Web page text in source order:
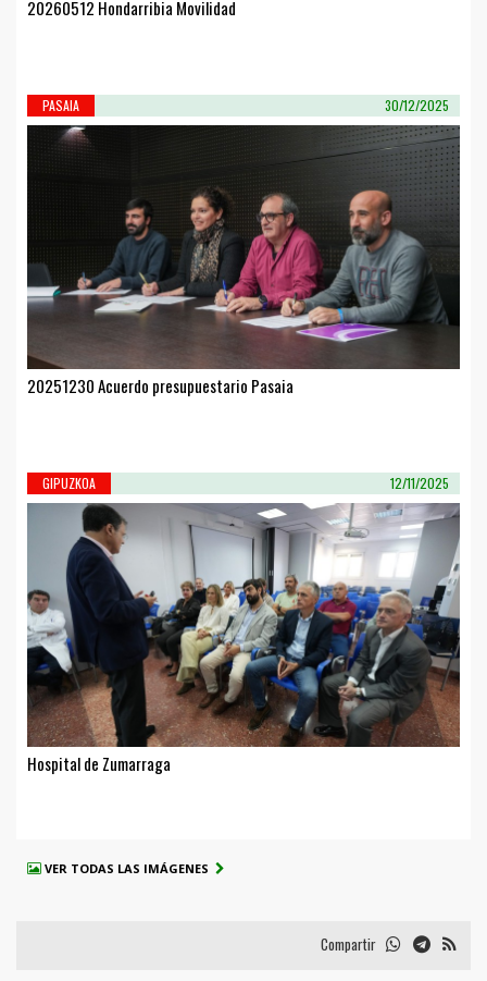
20260512 Hondarribia Movilidad
PASAIA 30/12/2025
20251230 Acuerdo presupuestario Pasaia
GIPUZKOA 12/11/2025
Hospital de Zumarraga
VER TODAS LAS IMÁGENES
Compartir